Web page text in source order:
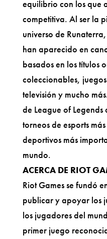
equilibrio con los que
competitiva. Al ser la
universo de
han aparecido en
basados en los títulos
coleccionables,
televisión y mucho
de League of Legends
torneos de esports
deportivos más
mundo.
ACERCA DE RIOT
Riot Games se fundó
publicar y apoyar los
los jugadores del
primer juego